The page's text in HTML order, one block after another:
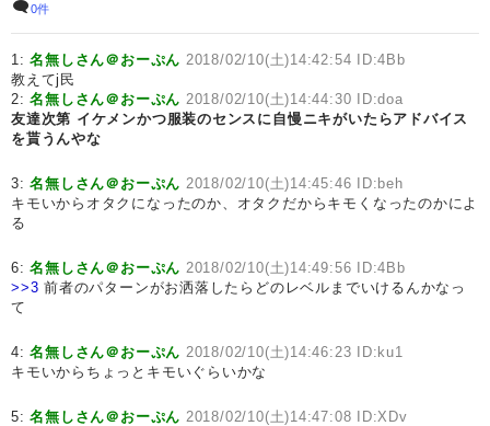
0件
1:名無しさん＠おーぷん 2018/02/10(土)14:42:54 ID:4Bb
教えてj民
2:名無しさん＠おーぷん 2018/02/10(土)14:44:30 ID:doa
友達次第 イケメンかつ服装のセンスに自慢ニキがいたらアドバイス
を貰うんやな
3:名無しさん＠おーぷん 2018/02/10(土)14:45:46 ID:beh
キモいからオタクになったのか、オタクだからキモくなったのかによ
る
6:名無しさん＠おーぷん 2018/02/10(土)14:49:56 ID:4Bb
>>3 前者のパターンがお洒落したらどのレベルまでいけるんかなっ
て
4:名無しさん＠おーぷん 2018/02/10(土)14:46:23 ID:ku1
キモいからちょっとキモいぐらいかな
5:名無しさん＠おーぷん 2018/02/10(土)14:47:08 ID:XDv